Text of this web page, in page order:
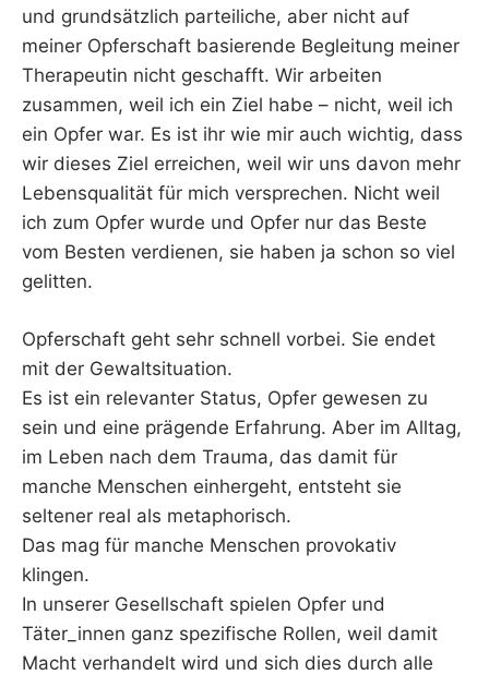
und grundsätzlich parteiliche, aber nicht auf
meiner Opferschaft basierende Begleitung meiner
Therapeutin nicht geschafft. Wir arbeiten
zusammen, weil ich ein Ziel habe – nicht, weil ich
ein Opfer war. Es ist ihr wie mir auch wichtig, dass
wir dieses Ziel erreichen, weil wir uns davon mehr
Lebensqualität für mich versprechen. Nicht weil
ich zum Opfer wurde und Opfer nur das Beste
vom Besten verdienen, sie haben ja schon so viel
gelitten.
Opferschaft geht sehr schnell vorbei. Sie endet
mit der Gewaltsituation.
Es ist ein relevanter Status, Opfer gewesen zu
sein und eine prägende Erfahrung. Aber im Alltag,
im Leben nach dem Trauma, das damit für
manche Menschen einhergeht, entsteht sie
seltener real als metaphorisch.
Das mag für manche Menschen provokativ
klingen.
In unserer Gesellschaft spielen Opfer und
Täter_innen ganz spezifische Rollen, weil damit
Macht verhandelt wird und sich dies durch alle